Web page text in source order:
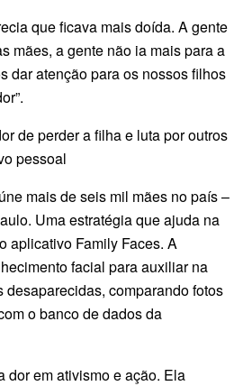
que ficava mais doída. A gente
mães, a gente não ia mais para a
dar atenção para os nossos filhos
de perder a filha e luta por outros
pessoal
mais de seis mil mães no país –
Uma estratégia que ajuda na
aplicativo Family Faces. A
facial para auxiliar na
comparando fotos
o banco de dados da
dor em ativismo e ação. Ela